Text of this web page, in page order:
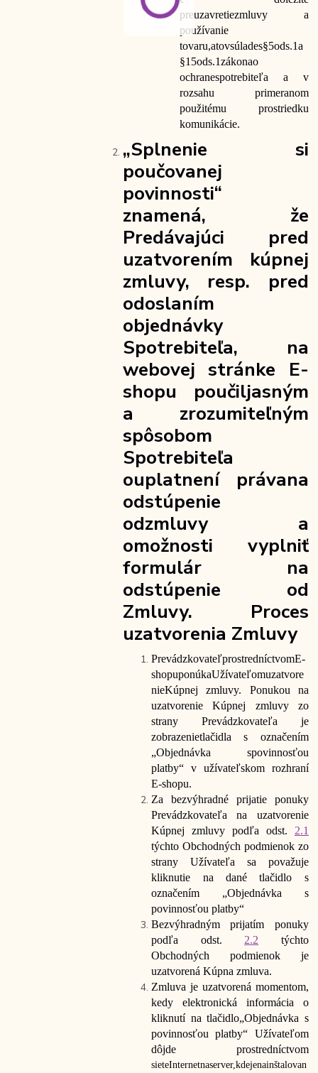
preuzavretiezmluvy a
používanie
tovaru,atovsúlades§5ods.1a
§15ods.1zákonao
ochranespotrebiteľa a v
rozsahu primeranom
použitému prostriedku
komunikácie.
„Splnenie si
poučovanej
povinnosti“
znamená, že
Predávajúci pred
uzatvorením kúpnej
zmluvy, resp. pred
odoslaním
objednávky
Spotrebiteľa, na
webovej stránke E-
shopu poučiljasným
a zrozumiteľným
spôsobom
Spotrebiteľa
ouplatnení právana
odstúpenie
odzmluvy a
omožnosti vyplniť
formulár na
odstúpenie od
Zmluvy. Proces
uzatvorenia Zmluvy
PrevádzkovateľprostredníctvomE-
shopuponúkaUžívateľomuzatvore
nieKúpnej zmluvy. Ponukou na
uzatvorenie Kúpnej zmluvy zo
strany Prevádzkovateľa je
zobrazenietlačidla s označením
„Objednávka spovinnosťou
platby“ v užívateľskom rozhraní
E-shopu.
Za bezvýhradné prijatie ponuky
Prevádzkovateľa na uzatvorenie
Kúpnej zmluvy podľa odst. 2.1
týchto Obchodných podmienok zo
strany Užívateľa sa považuje
kliknutie na dané tlačidlo s
označením „Objednávka s
povinnosťou platby“
Bezvýhradným prijatím ponuky
podľa odst. 2.2 týchto
Obchodných podmienok je
uzatvorená Kúpna zmluva.
Zmluva je uzatvorená momentom,
kedy elektronická informácia o
kliknutí na tlačidlo„Objednávka s
povinnosťou platby“ Užívateľom
dôjde prostredníctvom
sieteInternetnaserver,kdejenainštalovan